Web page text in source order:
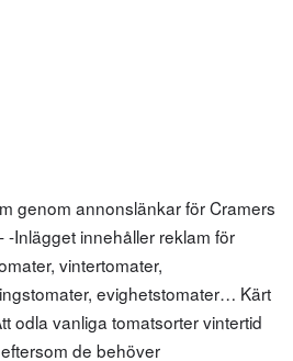
genom annonslänkar för Cramers
-Inlägget innehåller reklam för
vintertomater,
evighetstomater… Kärt
odla vanliga tomatsorter vintertid
de behöver